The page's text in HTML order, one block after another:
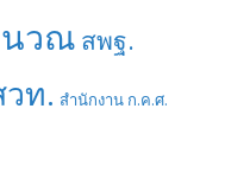
นวณ สพฐ.
ท. สำนักงาน ก.ค.ศ.